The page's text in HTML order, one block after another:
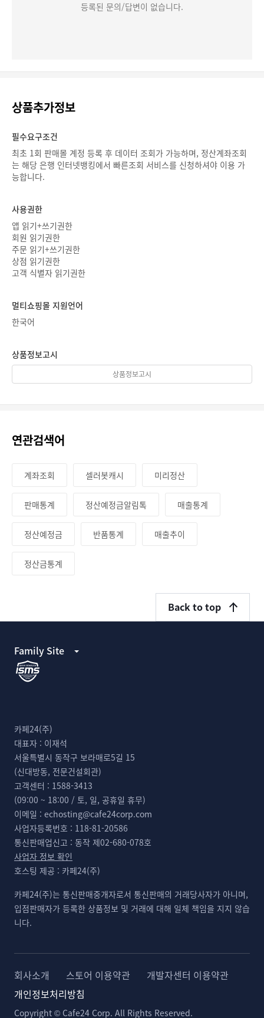
등록된 문의/답변이 없습니다.
상품추가정보
필수요구조건
최초 1회 판매몰 계정 등록 후 데이터 조회가 가능하며, 정산계좌조회
는 해당 은행 인터넷뱅킹에서 빠른조회 서비스를 신청하셔야 이용 가
능합니다.
사용권한
앱 읽기+쓰기권한
회원 읽기권한
주문 읽기+쓰기권한
상점 읽기권한
고객 식별자 읽기권한
멀티쇼핑몰 지원언어
한국어
상품정보고시
상품정보고시
연관검색어
계좌조회 셀러봇캐시 미리정산
판매통계 정산예정금알림톡 매출통계
정산예정금 반품통계 매출추이
정산금통계
Family Site
Back to top
카페24(주)
대표자 : 이재석
서울특별시 동작구 보라매로5길 15
(신대방동, 전문건설회관)
고객센터 : 1588-3413
(09:00 ~ 18:00 / 토, 일, 공휴일 휴무)
이메일 : echosting@cafe24corp.com
사업자등록번호 : 118-81-20586
통신판매업신고 : 동작 제02-680-078호
사업자 정보 확인
호스팅 제공 : 카페24(주)
카페24(주)는 통신판매중개자로서 통신판매의 거래당사자가 아니며,
입점판매자가 등록한 상품정보 및 거래에 대해 일체 책임을 지지 않습
니다.
회사소개 스토어 이용약관
개발자센터 이용약관
개인정보처리방침
Copyright © Cafe24 Corp. All Rights Reserved.